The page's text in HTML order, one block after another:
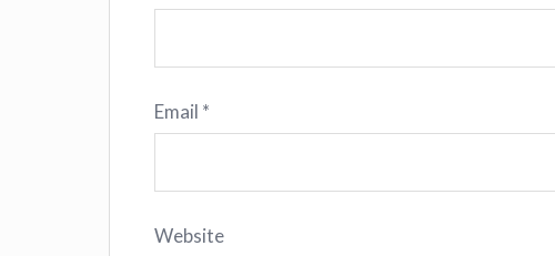
Email *
Website